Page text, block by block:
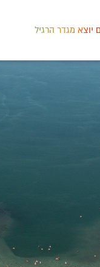
יוצא מגדר הרגיל